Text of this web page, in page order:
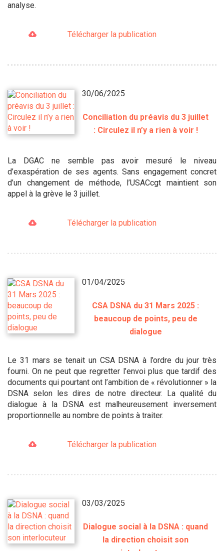
analyse.
Télécharger la publication
30/06/2025
Conciliation du préavis du 3 juillet
: Circulez il n’y a rien à voir !
La DGAC ne semble pas avoir mesuré le niveau
d’exaspération de ses agents. Sans engagement concret
d’un changement de méthode, l’USACcgt maintient son
appel à la grève le 3 juillet.
Télécharger la publication
01/04/2025
CSA DSNA du 31 Mars 2025 :
beaucoup de points, peu de
dialogue
Le 31 mars se tenait un CSA DSNA à l’ordre du jour très
fourni. On ne peut que regretter l’envoi plus que tardif des
documents qui pourtant ont l’ambition de « révolutionner » la
DSNA selon les dires de notre directeur. La qualité du
dialogue à la DSNA est malheureusement inversement
proportionnelle au nombre de points à traiter.
Télécharger la publication
03/03/2025
Dialogue social à la DSNA : quand
la direction choisit son